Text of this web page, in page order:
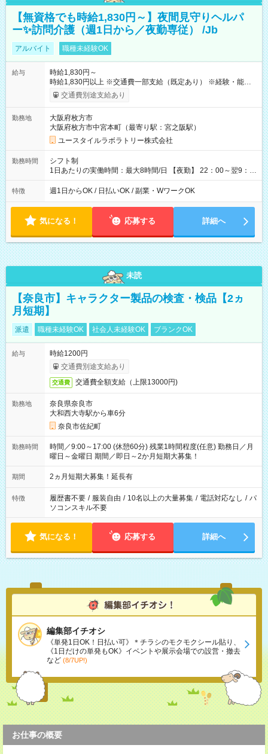
【無資格でも時給1,830円～】夜間見守りヘルパ
ー✨訪問介護（週1日から／夜勤専従） /Jb
アルバイト 職種未経験OK
給与
時給1,830円～
時給1,830円以上 ※交通費一部支給（既定あり） ※経験・能力を
考慮して決定します 【収入例】 週1回勤務の場合：1,830円×8時
間×4回=5万8,560円 週3回勤務の場合：1,830円×8時間×12回
月 ※ 雇用形態と給与に、本採用時と異なる部分があります。 雇
用形態：本採用時と同じです。 給与：時給 1,610円以上
交通費別途支給あり
勤務地
大阪府枚方市
大阪府枚方市中宮本町（最寄り駅：宮之阪駅）
ユースタイルラボラトリー株式会社
勤務時間
シフト制
1日あたりの実働時間：最大8時間/日 【夜勤】 22：00～翌9：
00 ※週1日～OK ／ 夜勤専従 ＊＊ 勤務時間例 ＊＊ ■22時か
ら翌7時 ■23時から翌8時 ■24時から翌9時 など ※上記の時間
ます。 ※曜日固定（毎週同じ曜日での勤務となります）
特徴 週1日からOK / 日払いOK / 副業・WワークOK
気になる！ 応募する 詳細へ
未読
【奈良市】キャラクター製品の検査・検品【2ヵ
月短期】
派遣 職種未経験OK 社会人未経験OK ブランクOK
給与
時給1200円
交通費別途支給あり
交通費 交通費全額支給（上限13000円)
勤務地
奈良県奈良市
大和西大寺駅から車6分
奈良市佐紀町
勤務時間
時間／9:00～17:00 (休憩60分) 残業1時間程度(任意) 勤務日／月
曜日～金曜日 期間／即日～2か月短期大募集！
期間 2ヵ月短期大募集！延長有
特徴 履歴書不要 / 服装自由 / 10名以上の大量募集 / 電話対応なし / パ
ソコンスキル不要
気になる！ 応募する 詳細へ
編集部イチオシ
《単発1日OK！日払い可》＊チラシのモクモクシール貼り、
《1日だけの単発もOK》イベントや展示会場での設営・撤去
など (8/7UP!)
お仕事の概要